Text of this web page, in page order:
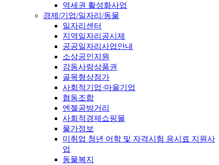
역세권 활성화사업
경제/기업/일자리/동물
일자리센터
지역일자리공시제
공공일자리사업안내
소상공인지원
강동사랑상품권
골목형상점가
사회적기업·마을기업
협동조합
엔젤공방거리
사회적경제쇼핑몰
물가정보
미취업 청년 어학 및 자격시험 응시료 지원사
업
동물복지